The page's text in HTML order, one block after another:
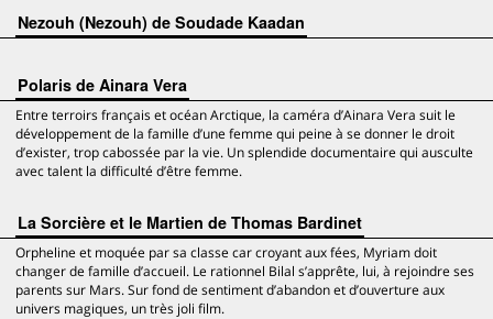
Nezouh (Nezouh) de Soudade Kaadan
Polaris de Ainara Vera
Entre terroirs français et océan Arctique, la caméra d’Ainara Vera suit le
développement de la famille d’une femme qui peine à se donner le droit
d’exister, trop cabossée par la vie. Un splendide documentaire qui ausculte
avec talent la difficulté d’être femme.
La Sorcière et le Martien de Thomas Bardinet
Orpheline et moquée par sa classe car croyant aux fées, Myriam doit
changer de famille d’accueil. Le rationnel Bilal s’apprête, lui, à rejoindre ses
parents sur Mars. Sur fond de sentiment d’abandon et d’ouverture aux
univers magiques, un très joli film.